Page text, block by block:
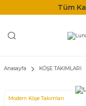
Tüm
Anasayfa KÖŞE TAKIMLARI
Modern Köşe Takımları